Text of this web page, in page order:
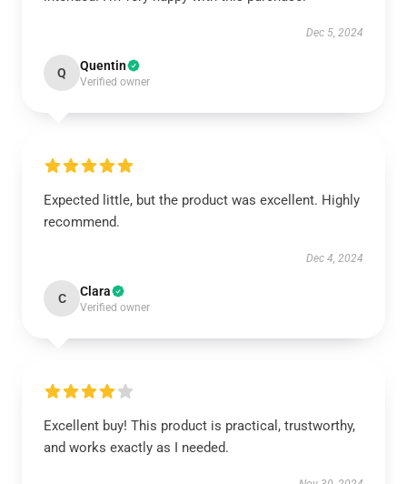
Dec 5, 2024
Q Quentin
Verified owner
Expected little, but the product was excellent. Highly
recommend.
Dec 4, 2024
C Clara
Verified owner
Excellent buy! This product is practical, trustworthy,
and works exactly as I needed.